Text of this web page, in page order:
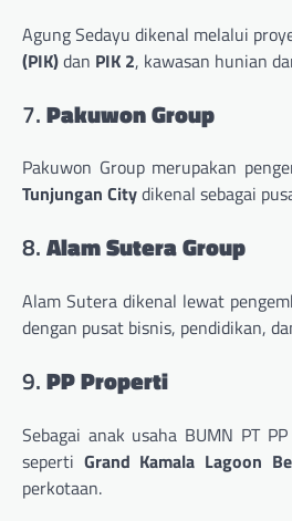
Agung Sedayu dikenal melalui
(PIK)dan PIK 2, kawasan hunian
7.Pakuwon Group
Pakuwon Group merupakan
Tunjungan Citydikenal sebagai
8.Alam Sutera Group
Alam Sutera dikenal lewat
dengan pusat bisnis, pendidikan,
9.PP Properti
Sebagai anak usaha BUMN PT
seperti Grand Kamala Lagoon
perkotaan.